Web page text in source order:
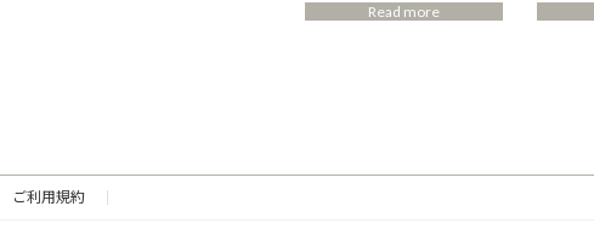
Read more
ご利用規約